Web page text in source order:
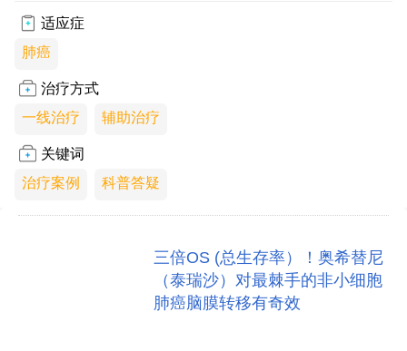
适应症
肺癌
治疗方式
一线治疗
辅助治疗
关键词
治疗案例
科普答疑
三倍OS (总生存率）！奥希替尼
（泰瑞沙）对最棘手的非小细胞
肺癌脑膜转移有奇效